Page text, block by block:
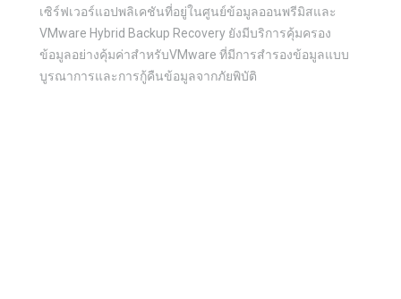
เซิร์ฟเวอร์แอปพลิเคชันที่อยู่ในศูนย์ข้อมูลออนพรีมิสและ
VMware Hybrid Backup Recovery ยังมีบริการคุ้มครอง
ข้อมูลอย่างคุ้มค่าสำหรับVMware ที่มีการสำรองข้อมูลแบบ
บูรณาการและการกู้คืนข้อมูลจากภัยพิบัติ